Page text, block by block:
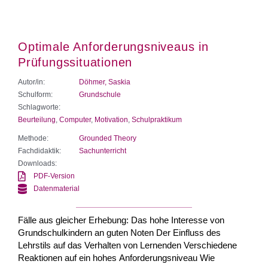
Optimale Anforderungsniveaus in
Prüfungssituationen
Autor/in:
Döhmer, Saskia
Schulform:
Grundschule
Schlagworte:
Beurteilung Computer, Motivation Schulpraktikum
Methode:
Grounded Theory
Fachdidaktik:
Sachunterricht
Downloads:
PDF-Version
Datenmaterial
Fälle aus gleicher Erhebung: Das hohe Interesse von
Grundschulkindern an guten Noten Der Einfluss des
Lehrstils auf das Verhalten von Lernenden Verschiedene
Reaktionen auf ein hohes Anforderungsniveau Wie